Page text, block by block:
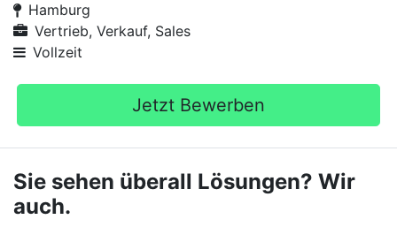
Hamburg
Vertrieb, Verkauf, Sales
Vollzeit
Jetzt Bewerben
Sie sehen überall Lösungen? Wir
auch.